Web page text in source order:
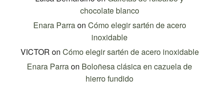
chocolate blanco
Enara Parraon Cómo elegir sartén de acero
inoxidable
VICTOR on Cómo elegir sartén de acero inoxidable
Enara Parraon Boloñesa clásica en cazuela de
hierro fundido